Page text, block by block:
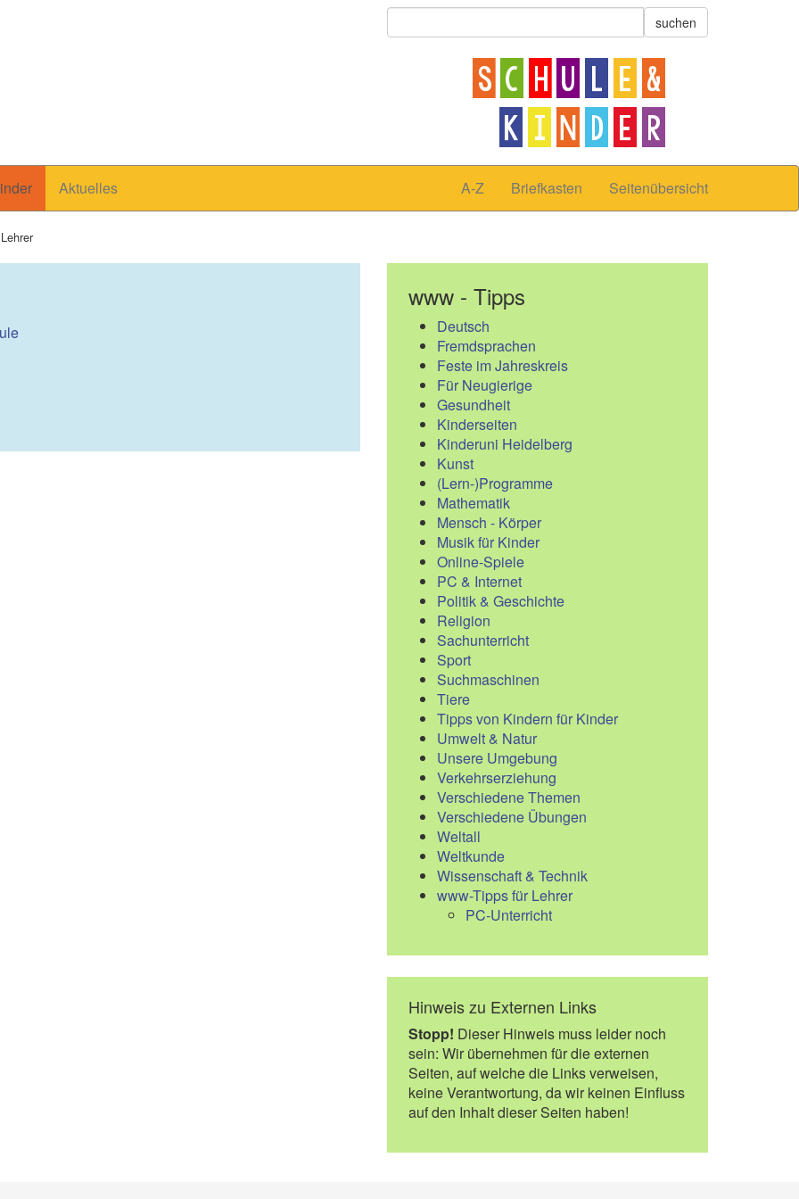
Aktuelles A-Z Briefkasten Seitenübersicht
www - Tipps
Deutsch
Fremdsprachen
Feste im Jahreskreis
Für Neugierige
Gesundheit
Kinderseiten
Kinderuni Heidelberg
Kunst
(Lern-)Programme
Mathematik
Mensch - Körper
Musik für Kinder
Online-Spiele
PC & Internet
Politik & Geschichte
Religion
Sachunterricht
Sport
Suchmaschinen
Tiere
Tipps von Kindern für Kinder
Umwelt & Natur
Unsere Umgebung
Verkehrserziehung
Verschiedene Themen
Verschiedene Übungen
Weltall
Weltkunde
Wissenschaft & Technik
www-Tipps für Lehrer
PC-Unterricht
Hinweis zu Externen Links
Stopp! Dieser Hinweis muss leider noch
sein: Wir übernehmen für die externen
Seiten, auf welche die Links verweisen,
keine Verantwortung, da wir keinen Einfluss
auf den Inhalt dieser Seiten haben!